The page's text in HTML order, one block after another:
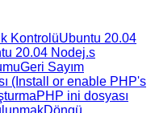
KontrolüUbuntu 20.04
20.04 Nodej.s
Geri Sayım
(Install or enable PHP's
PHP ini dosyası
Döngü